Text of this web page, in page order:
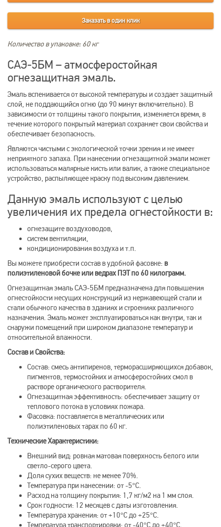
Заказать в один клик
Количество в упаковке: 60 кг
САЭ-5БМ – атмосферостойкая
огнезащитная эмаль.
Эмаль вспенивается от высокой температуры и создает защитный
слой, не поддающийся огню (до 90 минут включительно). В
зависимости от толщины такого покрытия, изменяется время, в
течение которого покрытый материал сохраняет свои свойства и
обеспечивает безопасность.
Являются чистыми с экологической точки зрения и не имеет
неприятного запаха. При нанесении огнезащитной эмали может
использоваться малярные кисть или валик, а также специальное
устройство, распыляющее краску под высоким давлением.
Данную эмаль используют с целью
увеличения их предела огнестойкости в:
огнезащите воздуховодов,
систем вентиляции,
кондиционирования воздуха и т.п.
Вы можете приобрести состав в удобной фасовке: в
полиэтиленовой бочке или ведрах ПЭТ по 60 килограмм.
Огнезащитная эмаль САЭ-5БМ предназначена для повышения
огнестойкости несущих конструкций из нержавеющей стали и
стали обычного качества в зданиях и строениях различного
назначения. Эмаль может эксплуатироваться как внутри, так и
снаружи помещений при широком диапазоне температур и
относительной влажности.
Состав и Свойства:
Состав: смесь антипиренов, терморасширяющихся добавок,
пигментов, термостойких и атмосферостойких смол в
растворе органического растворителя.
Огнезащитная эффективность: обеспечивает защиту от
теплового потока в условиях пожара.
Фасовка: поставляется в металлических или
полиэтиленовых тарах по 60 кг.
Технические Характеристики:
Внешний вид: ровная матовая поверхность белого или
светло-серого цвета.
Доля сухих веществ: не менее 70%.
Температура при нанесении: от -5°С.
Расход на толщину покрытия: 1,7 кг/м2 на 1 мм слоя.
Срок годности: 12 месяцев с даты изготовления.
Температура хранения: от +10°С до +25°С.
Температура транспортировки: от -40°С до +40°С.